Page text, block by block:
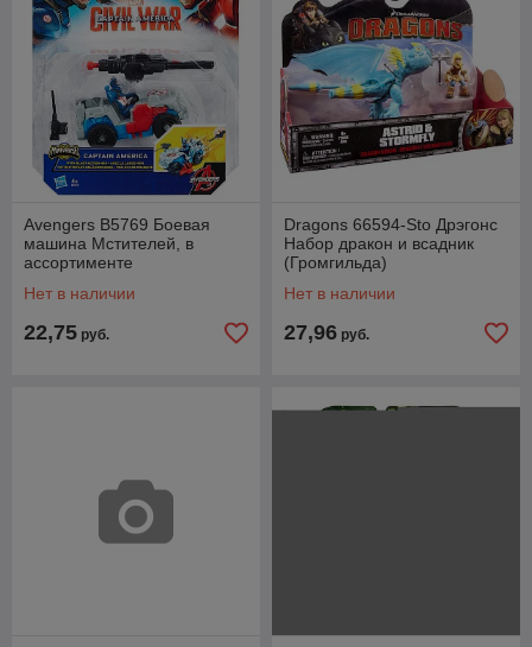
Avengers B5769 Боевая
машина Мстителей, в
ассортименте
Нет в наличии
22,75 руб.
Dragons 66594-Sto Дрэгонс
Набор дракон и всадник
(Громгильда)
Нет в наличии
27,96 руб.